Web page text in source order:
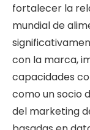
fortalecer la
mundial de
con la marca,
capacidades
como un socio
del marketing